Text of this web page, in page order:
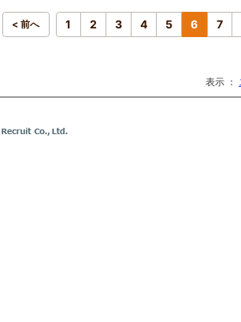
< 前へ 1 2 3 4 5 6 7
表示 ：